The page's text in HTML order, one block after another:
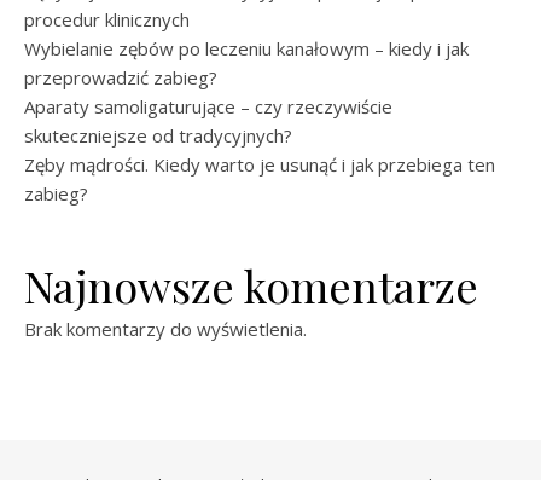
procedur klinicznych
Wybielanie zębów po leczeniu kanałowym – kiedy i jak
przeprowadzić zabieg?
Aparaty samoligaturujące – czy rzeczywiście
skuteczniejsze od tradycyjnych?
Zęby mądrości. Kiedy warto je usunąć i jak przebiega ten
zabieg?
Najnowsze komentarze
Brak komentarzy do wyświetlenia.